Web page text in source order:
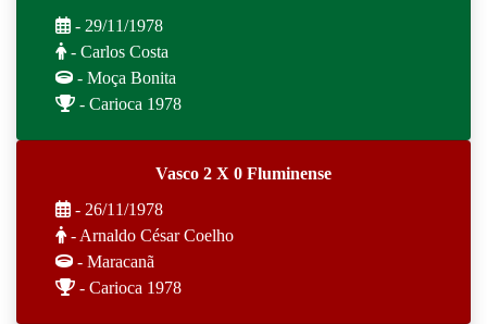
- 29/11/1978
- Carlos Costa
- Moça Bonita
- Carioca 1978
Vasco 2 X 0 Fluminense
- 26/11/1978
- Arnaldo César Coelho
- Maracanã
- Carioca 1978